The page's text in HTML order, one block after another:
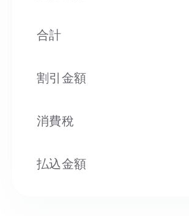
合計
割引金額
消費稅​
払込金額